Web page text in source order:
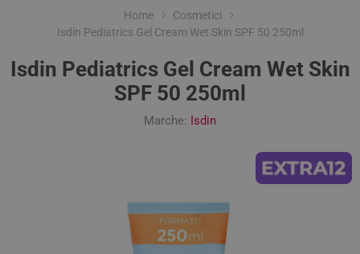
Home
Cosmetici
Isdin Pediatrics Gel Cream Wet Skin SPF 50 250ml
Isdin Pediatrics Gel Cream Wet Skin
SPF 50 250ml
Marche: Isdin